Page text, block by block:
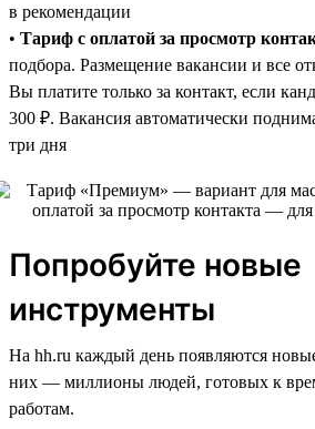
в рекомендации
• Тариф с оплатой за просмотр
подбора. Размещение вакансии и все
Вы платите только за контакт, если
300 ₽. Вакансия автоматически
три дня
Попробуйте новые
инструменты
На hh.ru каждый день появляются
них — миллионы людей, готовых к
работам.